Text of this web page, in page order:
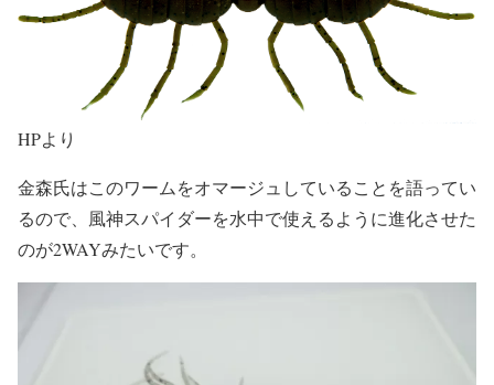
HPより
金森氏はこのワームをオマージュしていることを語ってい
るので、風神スパイダーを水中で使えるように進化させた
のが2WAYみたいです。